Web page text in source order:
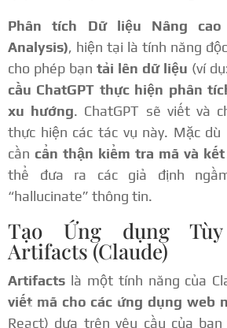
Phân tích Dữ liệu Nâng cao
Analysis), hiện tại là tính năng
cho phép bạn tải lên dữ liệu (ví
cầu ChatGPT thực hiện phân
xu hướng. ChatGPT sẽ viết và
thực hiện các tác vụ này. Mặc
cần cẩn thận kiểm tra mã và
thể đưa ra các giả định
“hallucinate” thông tin.
Tạo Ứng dụng
Artifacts (Claude)
Artifacts là một tính năng của
viết mã cho các ứng dụng web
React) dựa trên yêu cầu của bạn